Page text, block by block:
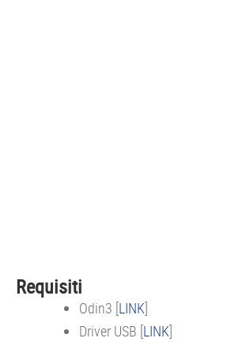
Requisiti
Odin3 [LINK]
Driver USB [LINK]